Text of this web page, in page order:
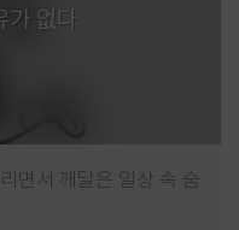
가 없다
면서 깨달은 일상 속 숨